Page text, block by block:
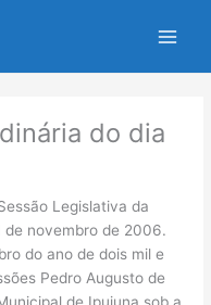
do dia
Legislativa da
de novembro de 2006.
do ano de dois mil e
Pedro Augusto de
de Ipuiuna sob a